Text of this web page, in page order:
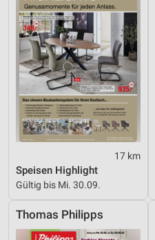
17 km
Speisen Highlight
Gültig bis Mi. 30.09.
Thomas Philipps